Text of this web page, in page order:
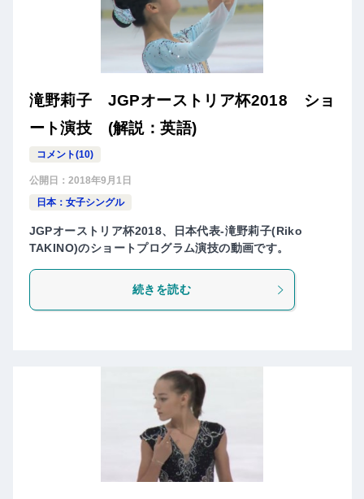
滝野莉子 JGPオーストリア杯2018 ショ
ート演技 (解説：英語)
コメント(10)
公開日： 2018年9月1日
日本：女子シングル
JGPオーストリア杯2018、日本代表-滝野莉子(Riko
TAKINO)のショートプログラム演技の動画です。
続きを読む